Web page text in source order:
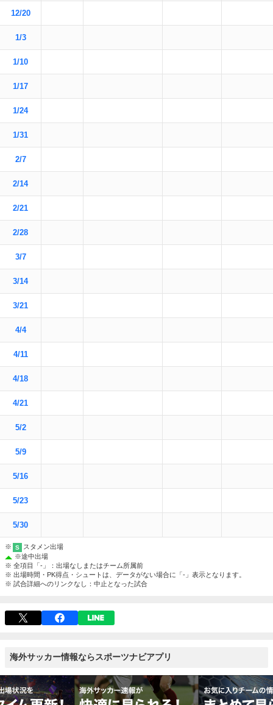
12/20
1/3
1/10
1/17
1/24
1/31
2/7
2/14
2/21
2/28
3/7
3/14
3/21
4/4
4/11
4/18
4/21
5/2
5/9
5/16
5/23
5/30
※ S
スタメン出場
※途中出場
※ 全項目「-」：出場なしまたはチーム所属前
※ 出場時間・PK得点・シュートは、データがない場合に「-」表示となります。
※ 試合詳細へのリンクなし：中止となった試合
海外サッカー情報ならスポーツナビアプリ